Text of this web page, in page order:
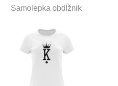
Samolepka obdĺžnik